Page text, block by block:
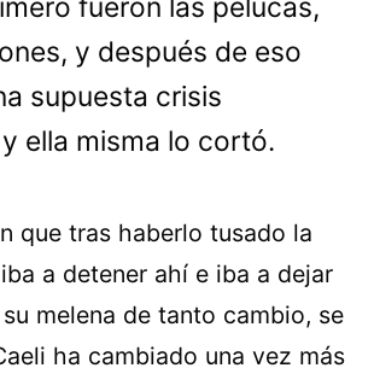
fueron las pelucas,
y después de eso
supuesta crisis
ella misma lo cortó.
que tras haberlo tusado la
a detener ahí e iba a dejar
melena de tanto cambio, se
ha cambiado una vez más